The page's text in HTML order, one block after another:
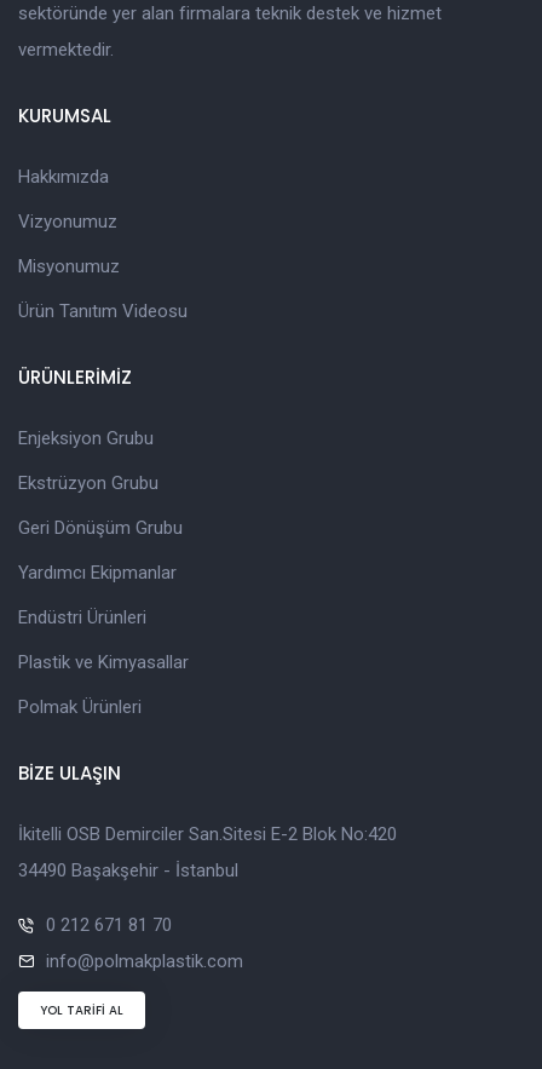
sektöründe yer alan firmalara teknik destek ve hizmet
vermektedir.
KURUMSAL
Hakkımızda
Vizyonumuz
Misyonumuz
Ürün Tanıtım Videosu
ÜRÜNLERİMİZ
Enjeksiyon Grubu
Ekstrüzyon Grubu
Geri Dönüşüm Grubu
Yardımcı Ekipmanlar
Endüstri Ürünleri
Plastik ve Kimyasallar
Polmak Ürünleri
BİZE ULAŞIN
İkitelli OSB Demirciler San.Sitesi E-2 Blok No:420
34490 Başakşehir - İstanbul
0 212 671 81 70
info@polmakplastik.com
YOL TARİFİ AL